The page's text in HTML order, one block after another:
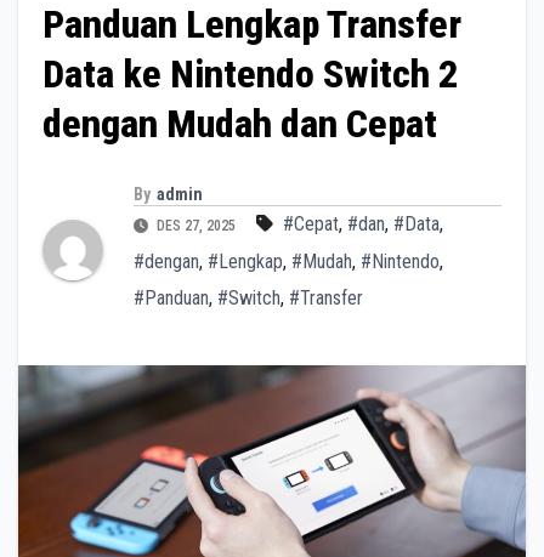
Panduan Lengkap Transfer
Data ke Nintendo Switch 2
dengan Mudah dan Cepat
By admin
DES 27, 2025 #Cepat, #dan, #Data,
#dengan, #Lengkap, #Mudah, #Nintendo,
#Panduan, #Switch, #Transfer